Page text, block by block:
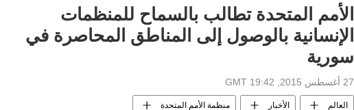
الأمم المتحدة تطالب بالسماح للمنظمات
الإنسانية بالوصول إلى المناطق المحاصرة في
سورية
27 أغسطس 2015, 19:42 GMT
العالم الأخبار منظمة الأمم المتحدة